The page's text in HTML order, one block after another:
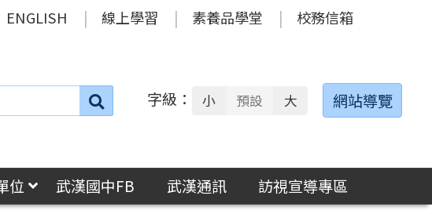
ENGLISH 線上學習 素養品學堂 校務信箱
搜
字級： 小 預設 大 網站導覽
位 武漢國中FB 武漢通訊
訪視宣導專區